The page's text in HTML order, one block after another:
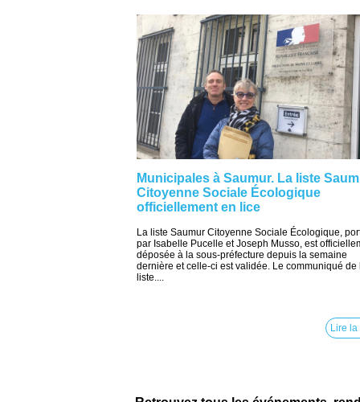
Municipales à Saumur. La liste
Citoyenne Sociale Écologique
officiellement en lice
La liste Saumur Citoyenne Sociale Écologique,
par Isabelle Pucelle et Joseph Musso, est
déposée à la sous-préfecture depuis la semaine
dernière et celle-ci est validée. Le communiqué de
liste....
Lire la